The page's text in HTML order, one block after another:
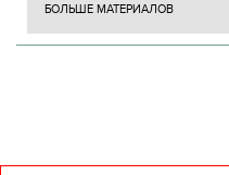
БОЛЬШЕ МАТЕРИАЛОВ